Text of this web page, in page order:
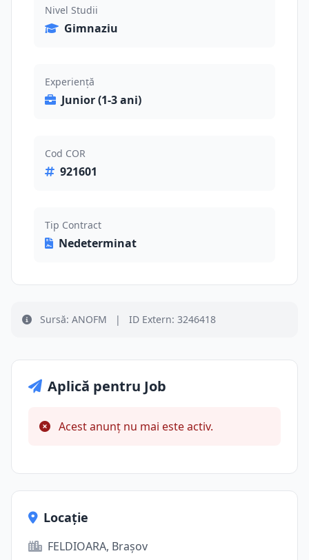
Nivel Studii
Gimnaziu
Experiență
Junior (1-3 ani)
Cod COR
921601
Tip Contract
Nedeterminat
Sursă: ANOFM | ID Extern: 3246418
Aplică pentru Job
Acest anunț nu mai este activ.
Locație
FELDIOARA, Brașov